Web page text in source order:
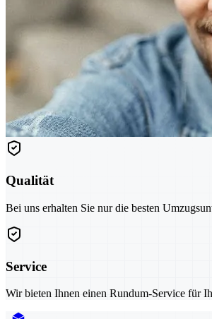
Qualität
Bei uns erhalten Sie nur die besten
Service
Wir bieten Ihnen einen Rundum-Service für